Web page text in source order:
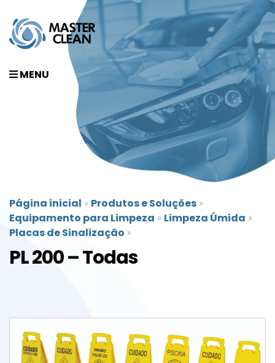
MENU
Página inicial » Produtos e Soluções »
Equipamento para Limpeza » Limpeza Úmida »
Placas de Sinalização »
PL 200 – Todas